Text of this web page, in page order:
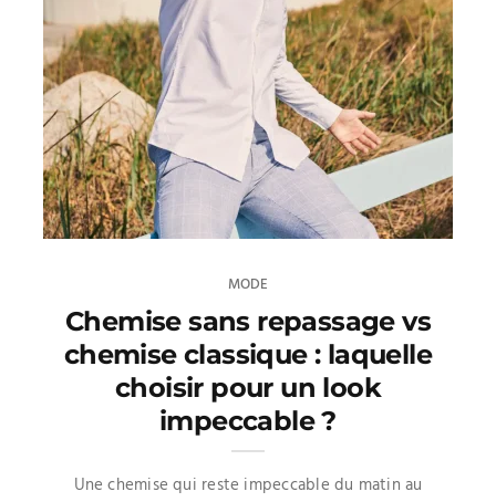
MODE
Chemise sans repassage vs
chemise classique : laquelle
choisir pour un look
impeccable ?
Une chemise qui reste impeccable du matin au